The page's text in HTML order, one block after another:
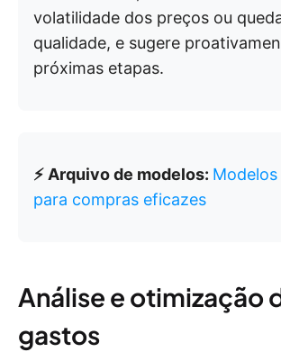
volatilidade dos preços ou
qualidade, e sugere
próximas etapas.
⚡ Arquivo de modelos: Modelos
para compras eficazes
Análise e otimização
gastos